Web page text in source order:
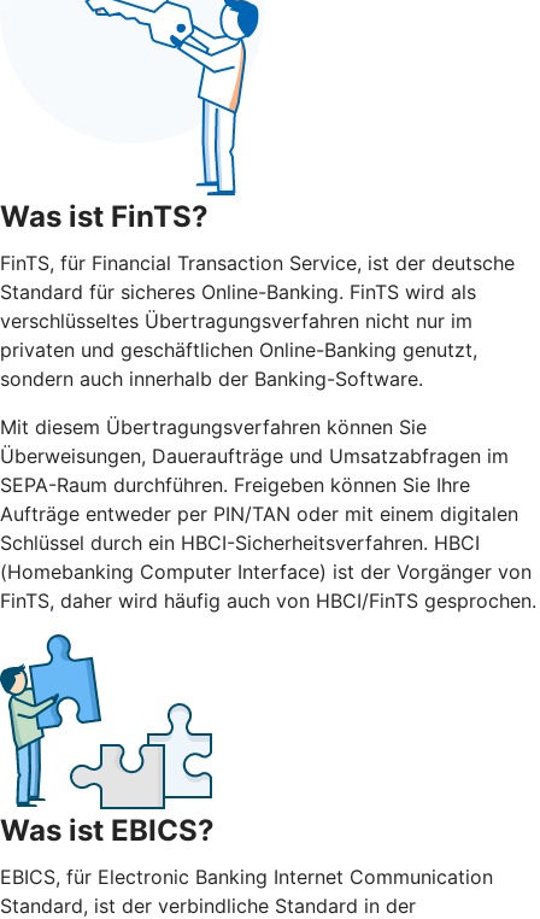
Was ist FinTS?
FinTS, für Financial Transaction Service, ist der deutsche
Standard für sicheres Online-Banking. FinTS wird als
verschlüsseltes Übertragungsverfahren nicht nur im
privaten und geschäftlichen Online-Banking genutzt,
sondern auch innerhalb der Banking-Software.
Mit diesem Übertragungsverfahren können Sie
Überweisungen, Daueraufträge und Umsatzabfragen im
SEPA-Raum durchführen. Freigeben können Sie Ihre
Aufträge entweder per PIN/TAN oder mit einem digitalen
Schlüssel durch ein HBCI-Sicherheitsverfahren. HBCI
(Homebanking Computer Interface) ist der Vorgänger von
FinTS, daher wird häufig auch von HBCI/FinTS gesprochen.
Was ist EBICS?
EBICS, für Electronic Banking Internet Communication
Standard, ist der verbindliche Standard in der